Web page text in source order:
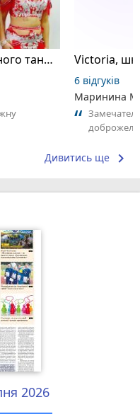
Hot Arabian Dance, школа східного танцю
6 відгуків
Маринина
Дивитись ще keyboard_arrow_right
2026